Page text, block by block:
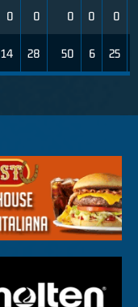
0 0 0 0 0
14 28 50 6 25